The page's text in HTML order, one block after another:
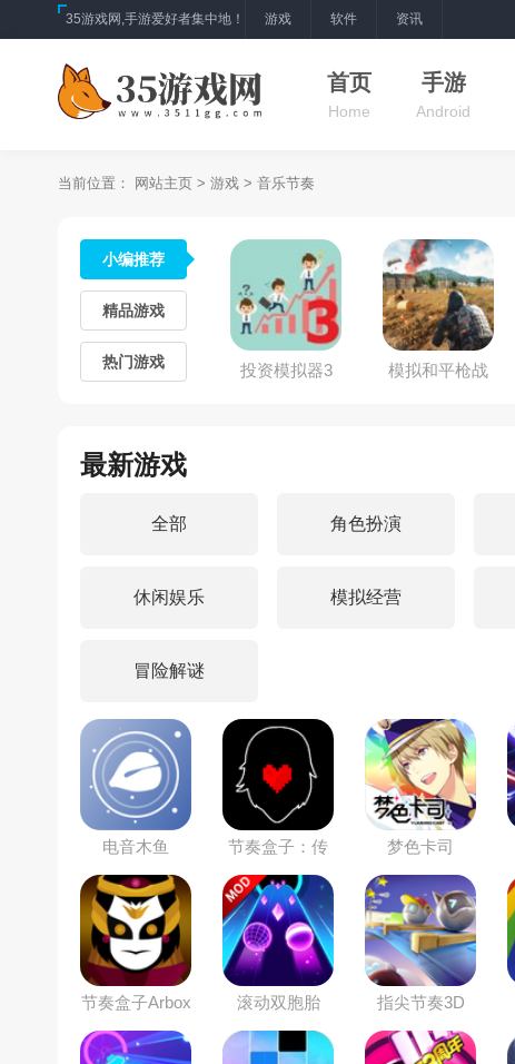
35游戏网,手游爱好者集中地！ 游戏 软件 资讯
首页
Home
手游
Android
当前位置： 网站主页 > 游戏 > 音乐节奏
小编推荐
精品游戏
热门游戏 投资模拟器3
模拟和平枪战
最新游戏
全部 角色扮演
休闲娱乐 模拟经营
冒险解谜
电音木鱼
节奏盒子：传
梦色卡司
节奏盒子Arbox
滚动双胞胎 指尖节奏3D